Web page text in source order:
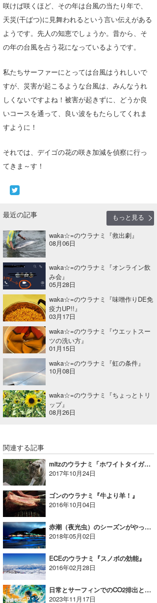
咲けば咲くほど、その年は台風の当たり年で、
天災(干ばつ)に見舞われるという言い伝えがある
ようです。先人の知恵でしょうか。昔から、そ
の年の台風を占う花になっているようです。
私たちサーファーにとっては台風はうれしいで
すが、災害が起こるような台風は、みんなうれ
しくないですよね！被害が起きずに、どうか良
いコースを通って、良い波をもたらしてくれま
すように！
それでは、デイゴの花の咲き加減を偵察に行っ
てきま～す！
最近の記事
もっと見る
waka☆=のウラナミ『救出劇』
08月06日
waka☆=のウラナミ『オンライン飲
み会』
05月28日
waka☆=のウラナミ『味噌作りDE免
疫力UP!!』
03月17日
waka☆=のウラナミ『ウエットスー
ツの洗い方』
01月15日
waka☆=のウラナミ『虹の条件』
10月08日
waka☆=のウラナミ『ちょっとトリ
ップ』
08月26日
関連する記事
mitzのウラナミ「ホワイトタイガー」
2017年10月24日
ゴンのウラナミ『牛より羊！』
2016年10月04日
赤潮（夜光虫）のシーズンがやってきた！｜MINのウラナミVol.317
2018年05月02日
ECEのウラナミ『スノボの効能』
2016年02月28日
日常とサーフィンでのCO2排出とカーボン・オフセット｜MINのウラナミVol.371
2023年11月17日
Yoshiyuki Obata
arukasvision
DELTA FORCE SURF
熊谷素子
WAVAL
中浦“JET”章
嵯峨明日香
進士剛光
植村未来
大野”MAR”修聖
波伝説スタッフ
☆加藤
+☆maki☆+
Aichan
ECE
H
KY
MIN
mitz
OYZ
S.K
Soulman
VAGY
waka☆=
YUKI☆
たっちー
ハンマー
三輪予報士
小川予報士
上田純子
上條将美
唐澤予報士
SancheZ
ゴン
米山予報士
波伝説